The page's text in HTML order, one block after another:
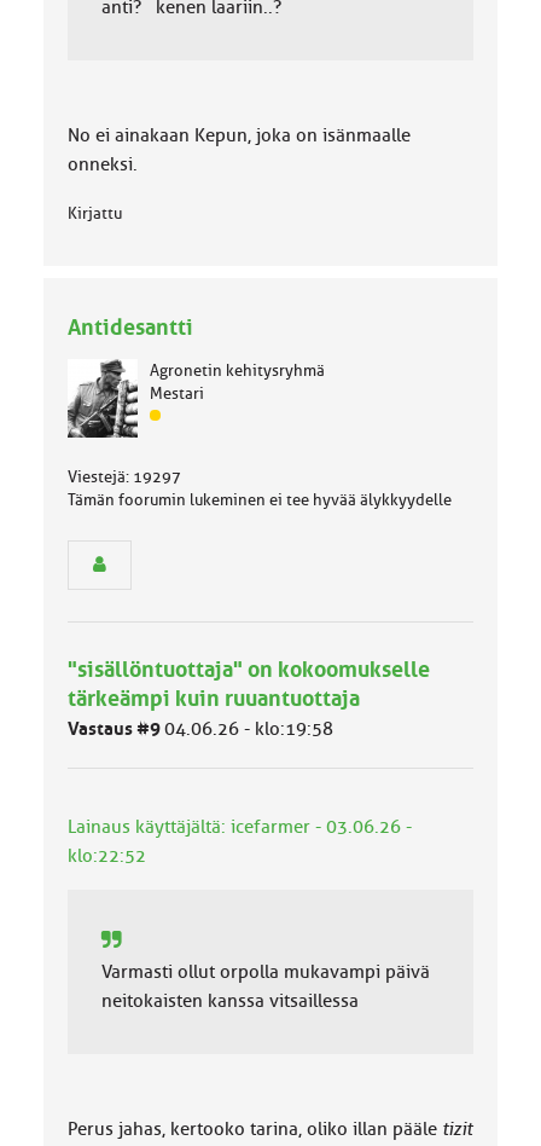
anti? kenen laariin..?
No ei ainakaan Kepun, joka on isänmaalle
onneksi.
Kirjattu
Antidesantti
Agronetin kehitysryhmä
Mestari
J
e
u
o
k
k
Viestejä: 19297
Tämän foorumin lukeminen ei tee hyvää älykkyydelle
"sisällöntuottaja" on kokoomukselle
tärkeämpi kuin ruuantuottaja
Vastaus #904.06.26 - klo:19:58
Lainaus käyttäjältä: icefarmer - 03.06.26 -
klo:22:52
Varmasti ollut orpolla mukavampi päivä
neitokaisten kanssa vitsaillessa
Perus jahas, kertooko tarina, oliko illan pääle tizit